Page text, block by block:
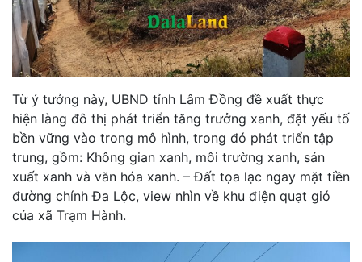
Từ ý tưởng này, UBND tỉnh Lâm Đồng đề xuất thực
hiện làng đô thị phát triển tăng trưởng xanh, đặt yếu tố
bền vững vào trong mô hình, trong đó phát triển tập
trung, gồm: Không gian xanh, môi trường xanh, sản
xuất xanh và văn hóa xanh. – Đất tọa lạc ngay mặt tiền
đường chính Đa Lộc, view nhìn về khu điện quạt gió
của xã Trạm Hành.